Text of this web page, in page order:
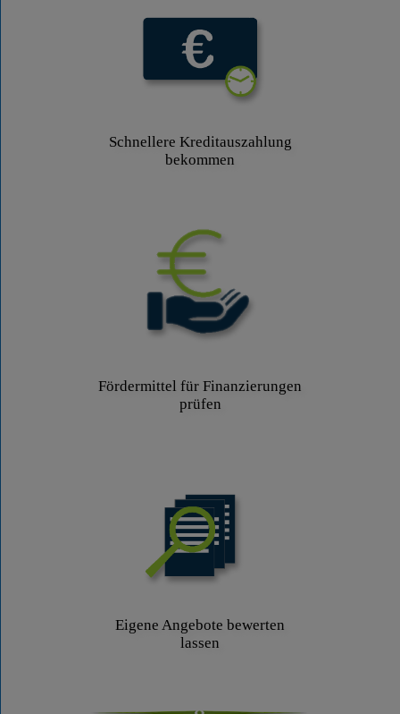
Schnellere Kreditauszahlung
bekommen
Fördermittel für Finanzierungen
prüfen
Eigene Angebote bewerten
lassen